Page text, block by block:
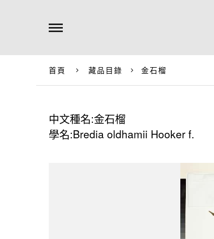
首頁 藏品目錄 金石榴
中文種名:金石榴
學名:Bredia oldhamii Hooker f.